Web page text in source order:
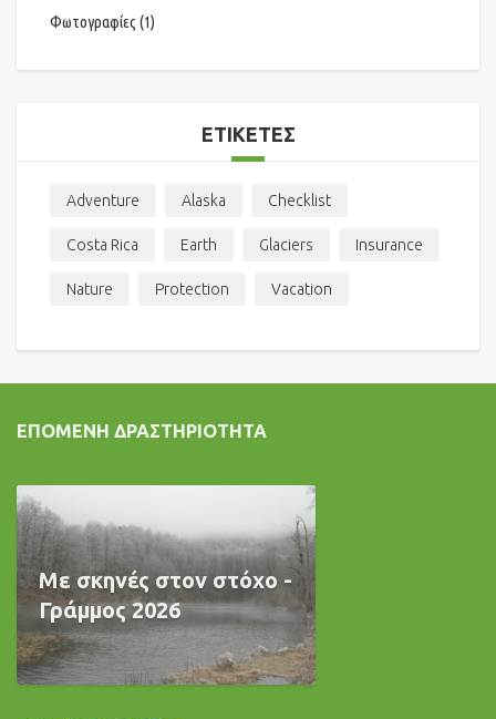
Φωτογραφίες (1)
ΕΤΙΚΈΤΕΣ
Adventure Alaska Checklist
Costa Rica Earth Glaciers Insurance
Nature Protection Vacation
ΕΠΌΜΕΝΗ ΔΡΑΣΤΗΡΙΌΤΗΤΑ
Με σκηνές στον στόχο -
Γράμμος 2026